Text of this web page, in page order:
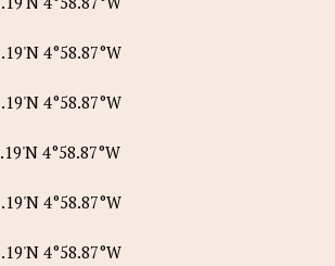
4°58.87°W
4°58.87°W
4°58.87°W
4°58.87°W
4°58.87°W